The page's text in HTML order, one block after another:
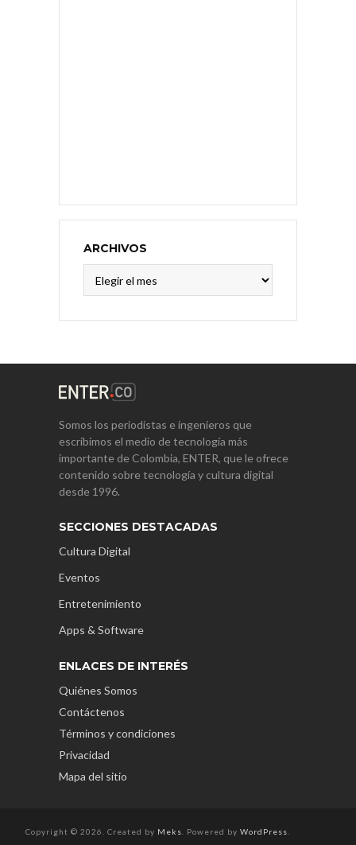
ARCHIVOS
Somos los periodistas e ingenieros que
escribimos el medio de tecnología más
importante de Colombia, ENTER, que le ofrece
contenido sobre tecnología y cultura digital
desde 1996.
SECCIONES DESTACADAS
Cultura Digital
Eventos
Entretenimiento
Apps & Software
ENLACES DE INTERÉS
Quiénes Somos
Contáctenos
Términos y condiciones
Privacidad
Mapa del sitio
Copyright © 2026. Created by Meks . Powered by WordPress